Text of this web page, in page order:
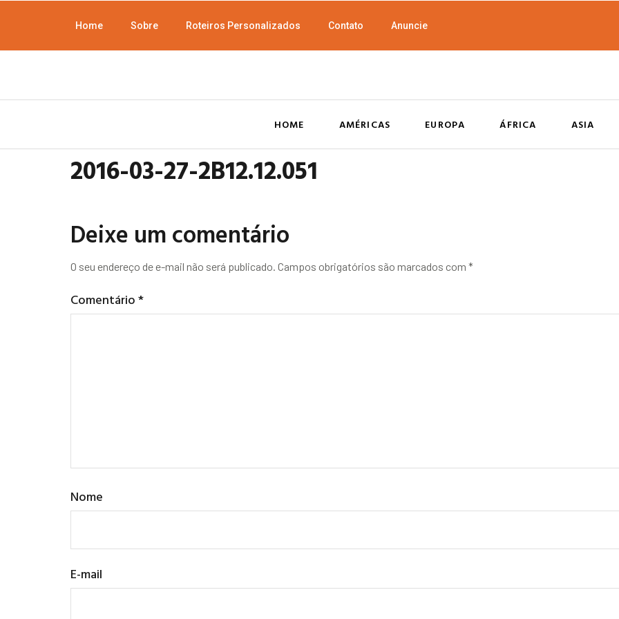
Home Sobre Roteiros Personalizados Contato Anuncie
HOME AMÉRICAS EUROPA ÁFRICA ASIA
2016-03-27-2B12.12.051
Deixe um comentário
O seu endereço de e-mail não será publicado. Campos obrigatórios são marcados com *
Comentário*
Nome
E-mail